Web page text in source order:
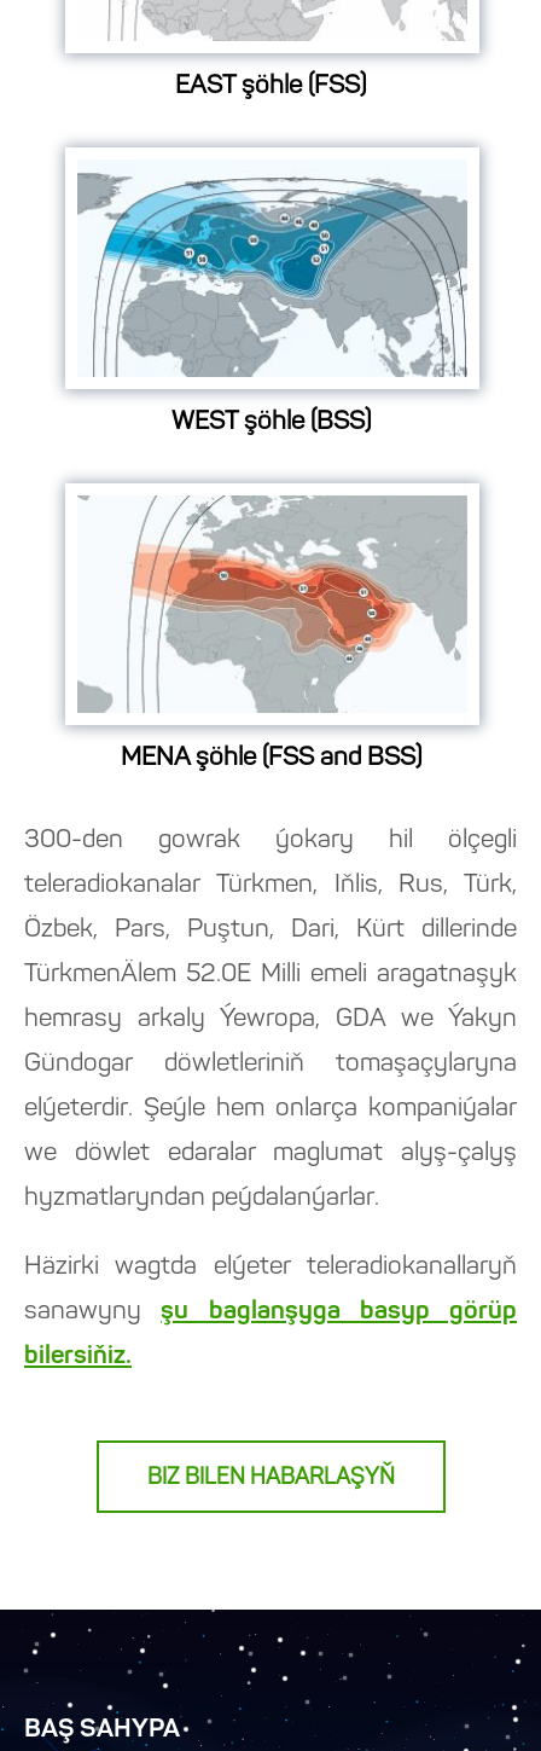
EAST şöhle (FSS)
WEST şöhle (BSS)
MENA şöhle (FSS and BSS)
300-den gowrak ýokary hil ölçegli
teleradiokanalar Türkmen, Iňlis, Rus, Türk,
Özbek, Pars, Puştun, Dari, Kürt dillerinde
TürkmenÄlem 52.0E Milli emeli aragatnaşyk
hemrasy arkaly Ýewropa, GDA we Ýakyn
Gündogar döwletleriniň tomaşaçylaryna
elýeterdir. Şeýle hem onlarça kompaniýalar
we döwlet edaralar maglumat alyş-çalyş
hyzmatlaryndan peýdalanýarlar.
Häzirki wagtda elýeter teleradiokanallaryň
sanawynyşu baglanşyga basyp görüp
bilersiňiz.
BIZ BILEN HABARLAŞYŇ
BAŞ SAHYPA